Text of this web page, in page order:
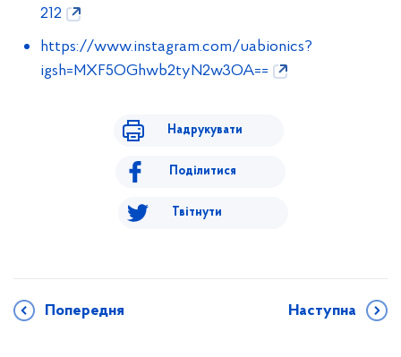
212
https://www.instagram.com/uabionics?
igsh=MXF5OGhwb2tyN2w3OA==
Надрукувати
Поділитися
Твітнути
Попередня Наступна